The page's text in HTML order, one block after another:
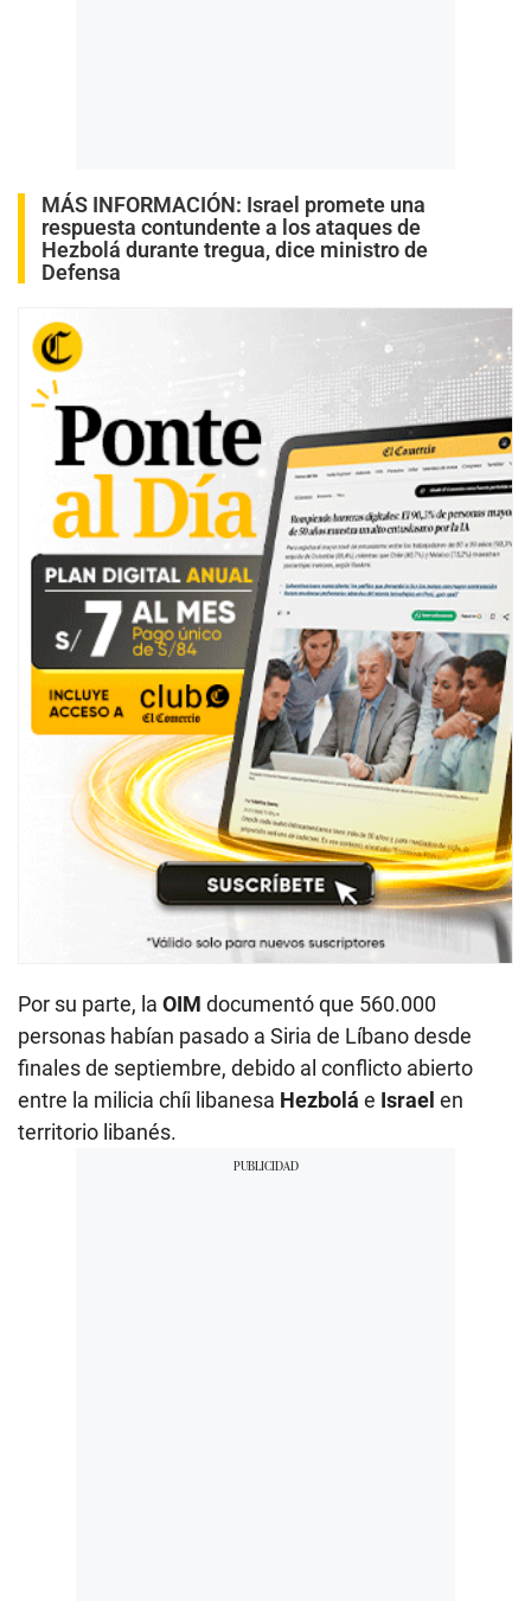
MÁS INFORMACIÓN: Israel promete una
respuesta contundente a los ataques de
Hezbolá durante tregua, dice ministro de
Defensa
Por su parte, la OIM documentó que 560.000
personas habían pasado a Siria de Líbano desde
finales de septiembre, debido al conflicto abierto
entre la milicia chíi libanesa Hezbolá e Israel en
territorio libanés.